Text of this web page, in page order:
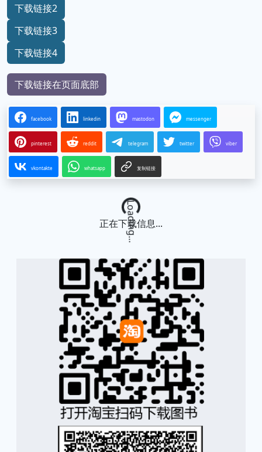
下载链接2
下载链接3
下载链接4
下载链接在页面底部
facebook linkedin mastodon messenger
pinterest reddit telegram twitter viber
vkontakte whatsapp 复制链接
Loading...
正在下载信息...